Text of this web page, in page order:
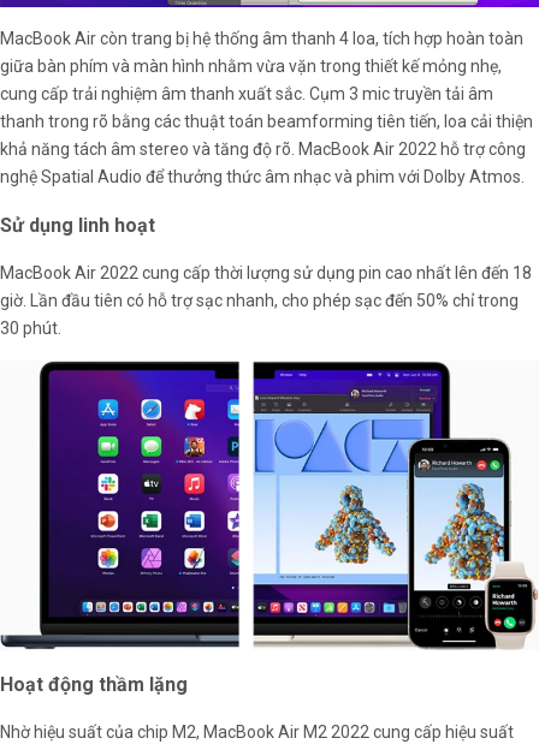
MacBook Air còn trang bị hệ thống âm thanh 4 loa, tích hợp hoàn toàn
giữa bàn phím và màn hình nhằm vừa vặn trong thiết kế mỏng nhẹ,
cung cấp trải nghiệm âm thanh xuất sắc. Cụm 3 mic truyền tải âm
thanh trong rõ bằng các thuật toán beamforming tiên tiến, loa cải thiện
khả năng tách âm stereo và tăng độ rõ. MacBook Air 2022 hỗ trợ công
nghệ Spatial Audio để thưởng thức âm nhạc và phim với Dolby Atmos.
Sử dụng linh hoạt
MacBook Air 2022 cung cấp thời lượng sử dụng pin cao nhất lên đến 18
giờ. Lần đầu tiên có hỗ trợ sạc nhanh, cho phép sạc đến 50% chỉ trong
30 phút.
Hoạt động thầm lặng
Nhờ hiệu suất của chip M2, MacBook Air M2 2022 cung cấp hiệu suất